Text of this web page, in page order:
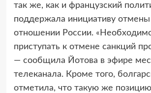
так же, как и французский
поддержала инициативу отмены
отношении России.
приступать к отмене санкций
— сообщила Йотова в эфире
телеканала. Кроме того,
отметила, что такую же